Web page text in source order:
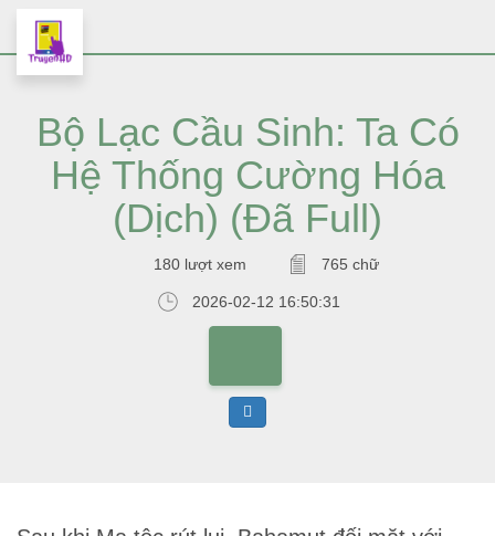
Bộ Lạc Cầu Sinh: Ta Có
Hệ Thống Cường Hóa
(Dịch) (Đã Full)
180 lượt xem 765 chữ
2026-02-12 16:50:31